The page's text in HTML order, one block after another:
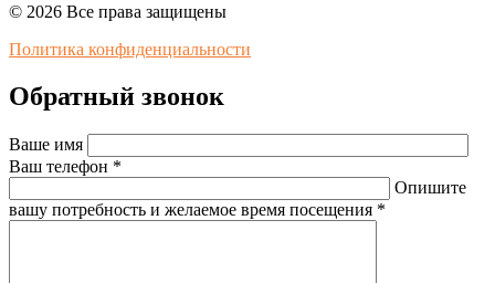
© 2026 Все права защищены
Политика конфиденциальности
Обратный звонок
Ваше имя
Ваш телефон *
Опишите
вашу потребность и желаемое время посещения *